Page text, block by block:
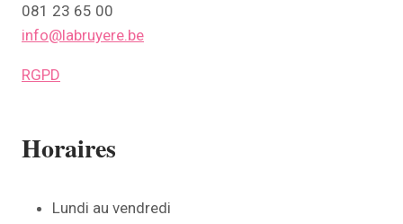
081 23 65 00
info@labruyere.be
RGPD
Horaires
Lundi au vendredi